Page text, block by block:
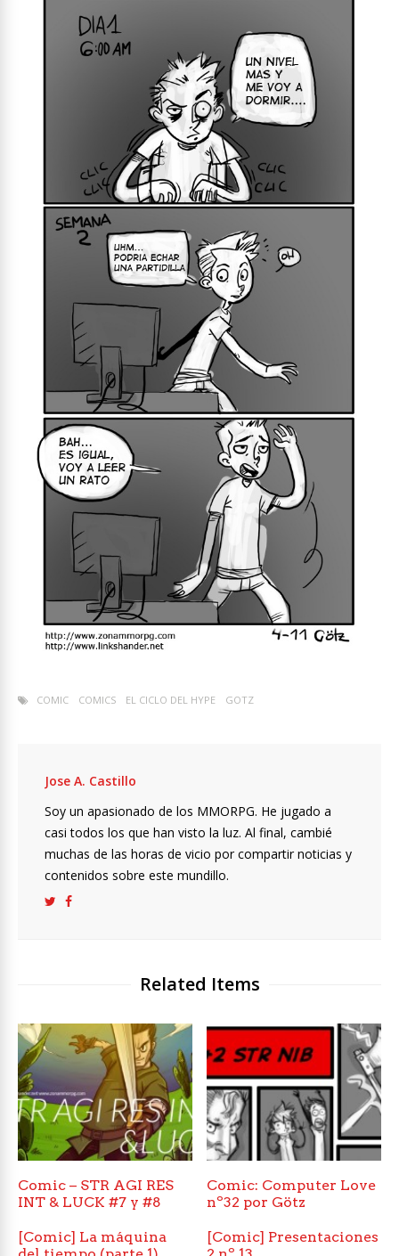
COMIC COMICS EL CICLO DEL HYPE GOTZ
Jose A. Castillo
Soy un apasionado de los MMORPG. He jugado a
casi todos los que han visto la luz. Al final, cambié
muchas de las horas de vicio por compartir noticias y
contenidos sobre este mundillo.
Related Items
Comic – STR AGI RES
INT & LUCK #7 y #8
Comic: Computer Love
nº32 por Götz
[Comic] La máquina
[Comic] Presentaciones